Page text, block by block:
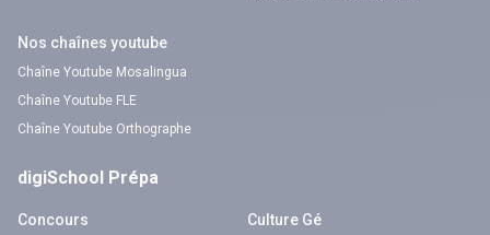
Nos chaînes youtube
Chaîne Youtube Mosalingua
Chaîne Youtube FLE
Chaîne Youtube Orthographe
digiSchool Prépa
Concours Culture Gé